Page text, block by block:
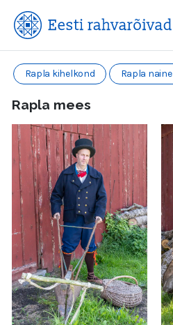
Rapla kihelkond Rapla naine
Rapla mees